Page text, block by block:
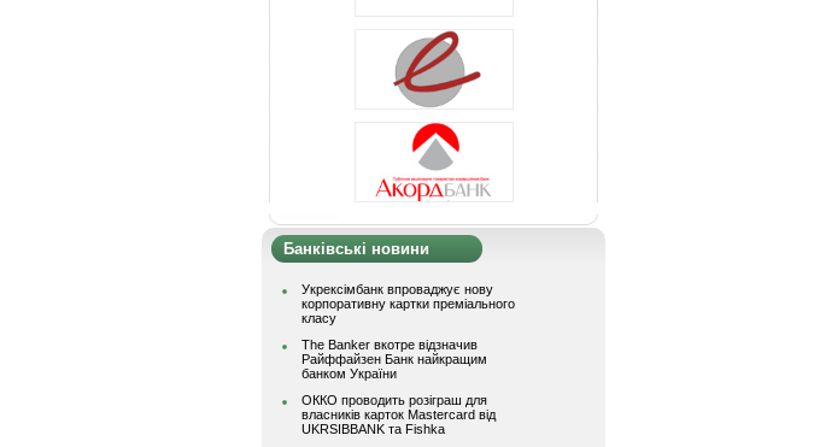
Банківські новини
Укрексімбанк впроваджує нову
корпоративну картки преміального
класу
The Banker вкотре відзначив
Райффайзен Банк найкращим
банком України
ОККО проводить розіграш для
власників карток Mastercard від
UKRSIBBANK та Fishka